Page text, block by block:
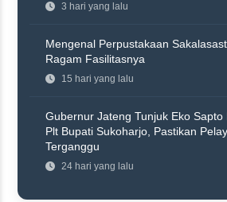
3 hari yang lalu
Mengenal Perpustakaan
Ragam Fasilitasnya
15 hari yang lalu
Gubernur Jateng Tunjuk Eko Sapto
Plt Bupati Sukoharjo, Pastikan
Terganggu
24 hari yang lalu